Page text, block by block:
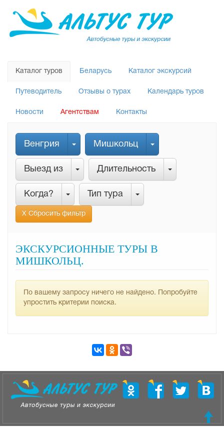
Каталог туров Беларусь Каталог экскурсий
Путеводитель Отзывы о турах Календарь туров
Новости Агентствам Контакты
Венгрия Мишкольц
Выезд из Длительность
Когда? Тип тура
Х Сбросить фильтр
ЭКСКУРСИОННЫЕ ТУРЫ В
МИШКОЛЬЦ.
По вашему запросу ничего не найдено. Попробуйте
упростить критерии поиска.